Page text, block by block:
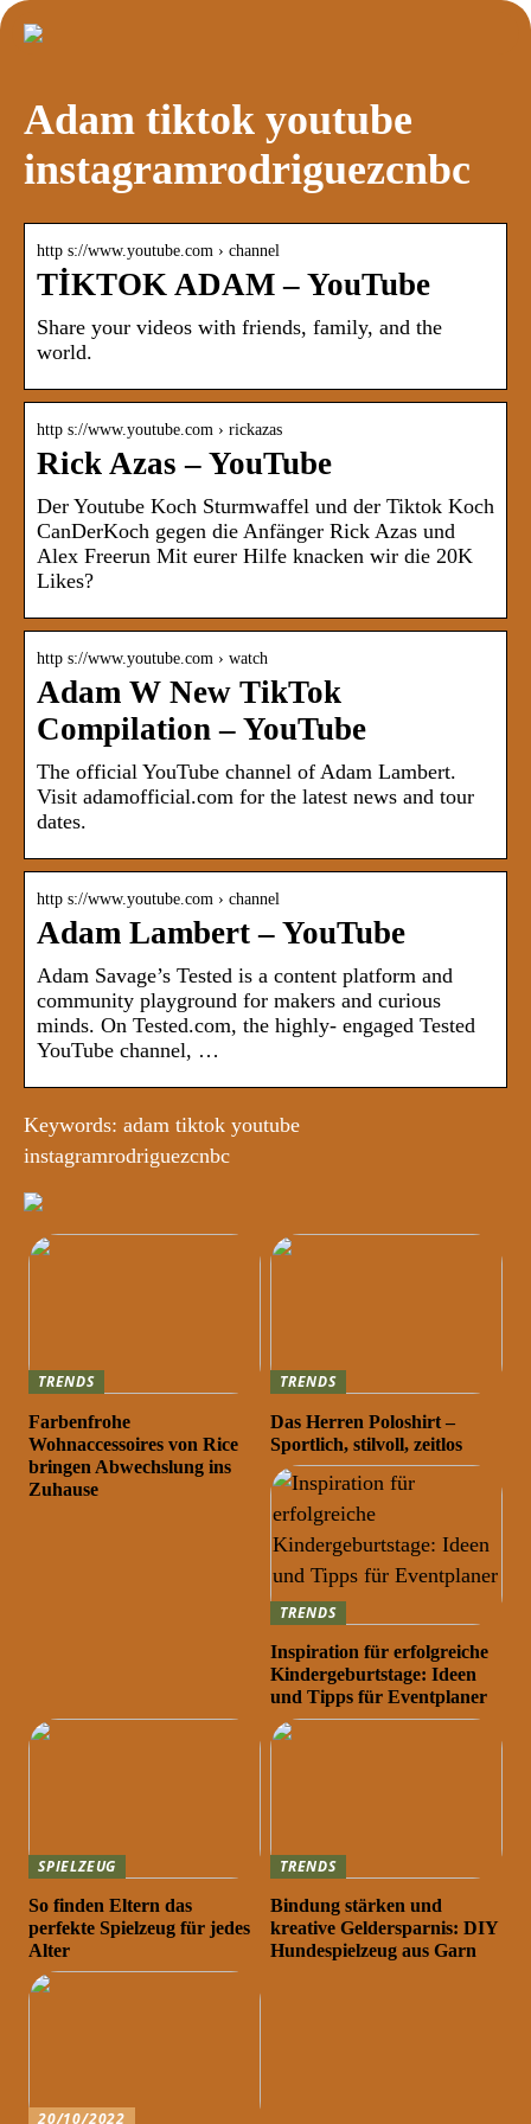
Adam tiktok youtube
instagramrodriguezcnbc
http s://www.youtube.com › channel
TİKTOK ADAM – YouTube
Share your videos with friends, family, and the
world.
http s://www.youtube.com › rickazas
Rick Azas – YouTube
Der Youtube Koch Sturmwaffel und der Tiktok Koch
CanDerKoch gegen die Anfänger Rick Azas und
Alex Freerun Mit eurer Hilfe knacken wir die 20K
Likes?
http s://www.youtube.com › watch
Adam W New TikTok
Compilation – YouTube
The official YouTube channel of Adam Lambert.
Visit adamofficial.com for the latest news and tour
dates.
http s://www.youtube.com › channel
Adam Lambert – YouTube
Adam Savage’s Tested is a content platform and
community playground for makers and curious
minds. On Tested.com, the highly- engaged Tested
YouTube channel, …
Keywords: adam tiktok youtube
instagramrodriguezcnbc
TRENDS
Farbenfrohe
Wohnaccessoires von Rice
bringen Abwechslung ins
Zuhause
TRENDS
Das Herren Poloshirt –
Sportlich, stilvoll, zeitlos
TRENDS
Inspiration für erfolgreiche
Kindergeburtstage: Ideen
und Tipps für Eventplaner
SPIELZEUG
So finden Eltern das
perfekte Spielzeug für jedes
Alter
TRENDS
Bindung stärken und
kreative Geldersparnis: DIY
Hundespielzeug aus Garn
20/10/2022